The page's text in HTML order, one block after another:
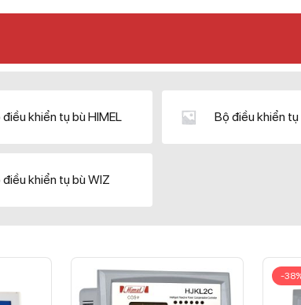
điều khiển tụ bù HIMEL Bộ điều khiển tụ
điều khiển tụ bù WIZ
-